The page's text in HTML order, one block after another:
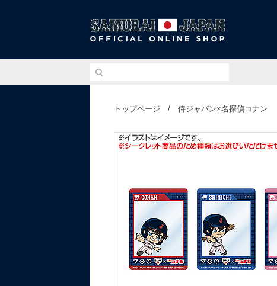
侍ジ
トップページ / 侍ジャパン×名探偵コナン